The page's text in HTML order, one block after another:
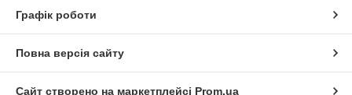
Графік роботи
Повна версія сайту
Сайт створено на маркетплейсі Prom.ua